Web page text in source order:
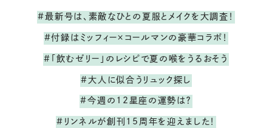
#最新号は、素敵なひとの夏服とメイクを大調査！
#付録はミッフィー×コールマンの豪華コラボ！
#「飲むゼリー」のレシピで夏の喉をうるおそう
#大人に似合うリュック探し
#今週の12星座の運勢は？
#リンネルが創刊15周年を迎えました！